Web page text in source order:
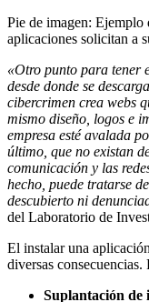
Pie de imagen: Ejemplo
aplicaciones solicitan a
«Otro punto para tener
desde donde se
cibercrimen crea webs
mismo diseño, logos e
empresa esté avalada
último, que no existan
comunicación y las
hecho, puede tratarse
descubierto ni
del Laboratorio de
El instalar una
diversas consecuencias.
Suplantación de